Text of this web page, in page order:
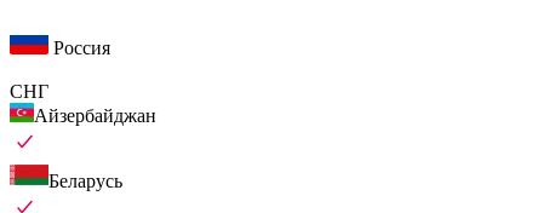
Россия
СНГ
Айзербайджан
Беларусь